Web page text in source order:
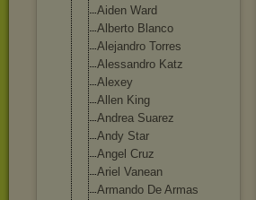
Aiden Ward
Alberto Blanco
Alejandro Torres
Alessandro Katz
Alexey
Allen King
Andrea Suarez
Andy Star
Angel Cruz
Ariel Vanean
Armando De Armas